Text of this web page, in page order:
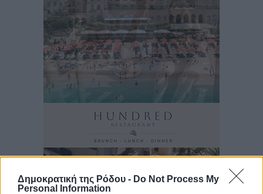
Δημοκρατική της Ρόδου - Do Not Process My
Personal Information